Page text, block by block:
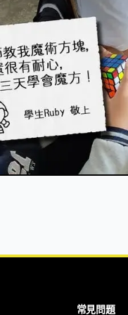
常見問題